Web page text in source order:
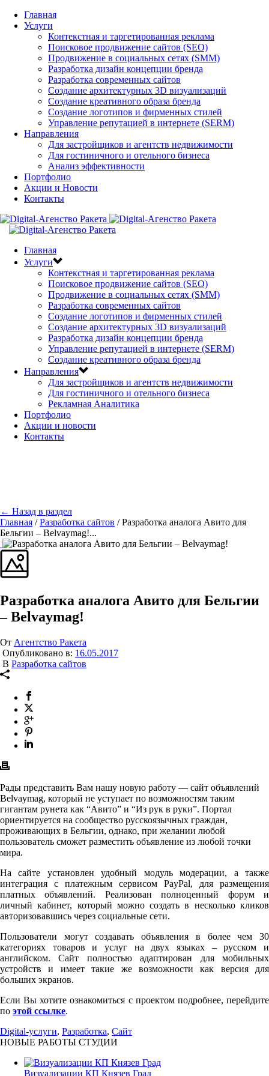
Главная
Услуги
Контекстная и таргетированная реклама
Поисковое продвижение сайтов (SEO)
Продвижение в социальных сетях (SMM)
Разработка дизайн концепции бренда
Разработка современных сайтов
Создание архитектурных 3D визуализаций
Создание креативного образа бренда
Создание логотипов и фирменных стилей
Управление репутацией в интернете (SERM)
Направления
Для застройщиков и агентств недвижимости
Для гостиничного и отельного бизнеса
Анализ эффективности
Портфолио
Акции и Новости
Контакты
Главная
Услуги
Контекстная и таргетированная реклама
Поисковое продвижение сайтов (SEO)
Продвижение в социальных сетях (SMM)
Разработка современных сайтов
Создание логотипов и фирменных стилей
Создание архитектурных 3D визуализаций
Разработка дизайн концепции бренда
Управление репутацией в интернете (SERM)
Создание креативного образа бренда
Направления
Для застройщиков и агентств недвижимости
Для гостиничного и отельного бизнеса
Рекламная Аналитика
Портфолио
Акции и новости
Контакты
← Назад в раздел
Главная /Разработка сайтов /Разработка аналога Авито для
Бельгии – Belvaymag!...
Разработка аналога Авито для Бельгии
– Belvaymag!
От Агентство Ракета
Опубликовано в: 16.05.2017
В Разработка сайтов
Рады представить Вам нашу новую работу — сайт объявлений
Belvaymag, который не уступает по возможностям таким
гигантам рунета как “Авито” и “Из рук в руки”. Портал
ориентируется на сообщество русскоязычных граждан,
проживающих в Бельгии, однако, при желании любой
пользователь сможет разместить объявление из любой точки
мира.
На сайте установлен удобный модуль модерации, а также
интеграция с платежным сервисом PayPal, для размещения
платных объявлений. Реализован полноценный форум и
личный кабинет, который можно создать в несколько кликов
авторизовавшись через социальные сети.
Пользователи могут создавать объявления в более чем 30
категориях товаров и услуг на двух языках – русском и
английском. Сайт полностью адаптирован для мобильных
устройств и имеет такие же возможности как версия для
больших экранов.
Если Вы хотите ознакомиться с проектом подробнее, перейдите
по этой ссылке.
Digital-услуги, Разработка, Сайт
НОВЫЕ РАБОТЫ СТУДИИ
Визуализации КП Князев Град